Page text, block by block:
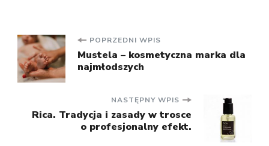
Nawigacja
wpisu
POPRZEDNI WPIS
Mustela – kosmetyczna marka dla
najmłodszych
NASTĘPNY WPIS
Rica. Tradycja i zasady w trosce
o profesjonalny efekt.